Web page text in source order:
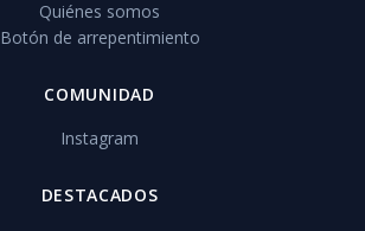
Quiénes somos
Botón de arrepentimiento
COMUNIDAD
Instagram
DESTACADOS